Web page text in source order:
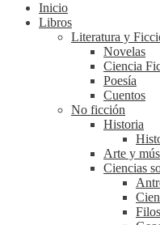
Inicio
Libros
Literatura y
Novelas
Ciencia
Poesía
Cuentos
No ficción
Historia
Arte y
Ciencias